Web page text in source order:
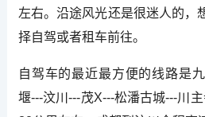
左右。沿途风光还是很迷人的，
择自驾或者租车前往。
自驾车的最近最方便的线路是
堰---汶川---茂X---松潘古城---川